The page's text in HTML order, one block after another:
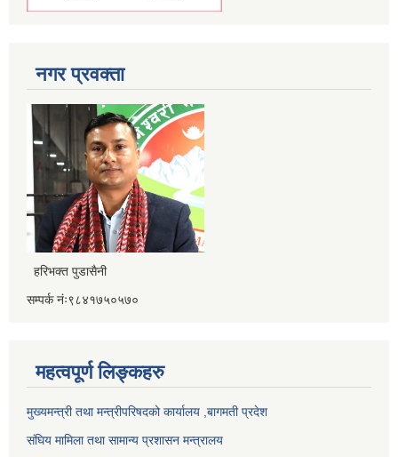
नगर प्रवक्ता
हरिभक्त पुडासैनी
सम्पर्क नंः९८४१७५०५७०
महत्वपूर्ण लिङ्कहरु
मुख्यमन्त्री तथा मन्त्रीपरिषदको कार्यालय ,बागमती प्रदेश
संघिय मामिला तथा सामान्य प्रशासन मन्त्रालय